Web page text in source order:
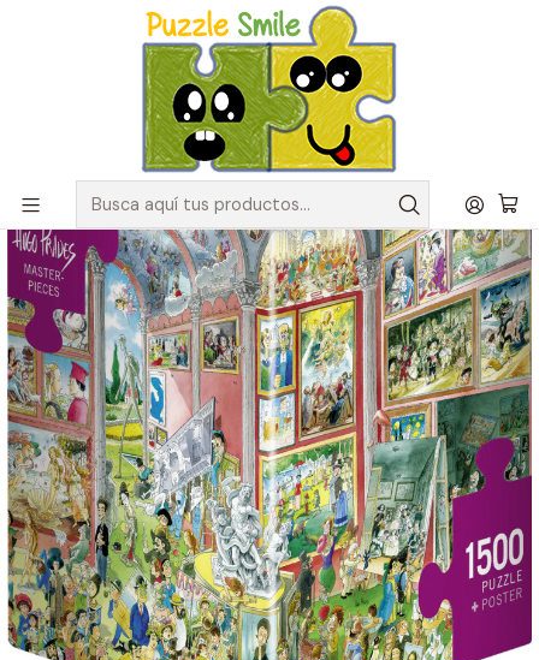
Envíos GRATIS para pedidos sobre $50.000 en Regiones de la
Catálogo de Puzzles y Rompecabezas
Marcas
Puzzle 1500 Piezas | Masterpieces